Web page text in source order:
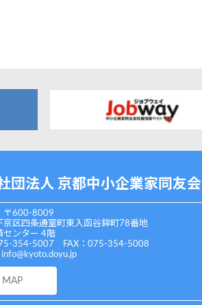
団法人 京都中小企業家同友会
〒600-8009
京区四条通室町東入函谷鉾町78番地
センター 4階
354-5007 FAX：075-354-5008
info@kyoto.doyu.jp
MAP